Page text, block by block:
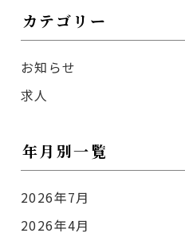
カテゴリー
お知らせ
求人
年月別一覧
2026年7月
2026年4月